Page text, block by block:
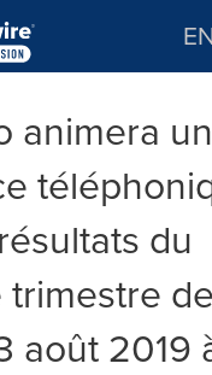
animera
du
août 2019